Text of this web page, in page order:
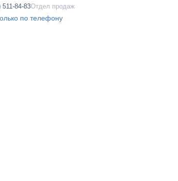
511-84-83Отдел продаж
по телефону